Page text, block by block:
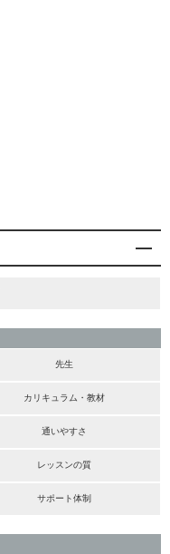
先生
カリキュラム・教材
通いやすさ
レッスンの質
サポート体制